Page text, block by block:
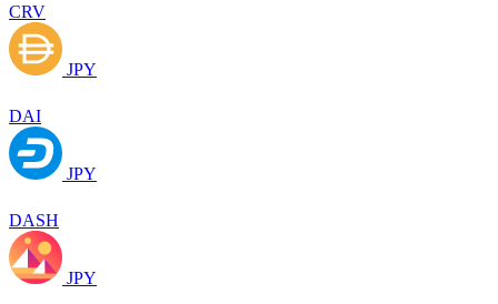
CRV
JPY
DAI
JPY
DASH
JPY